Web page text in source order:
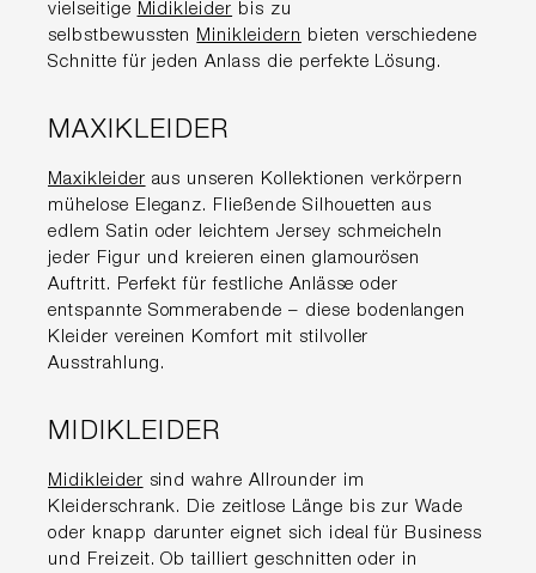
vielseitige Midikleider bis zu
selbstbewussten Minikleidern bieten verschiedene
Schnitte für jeden Anlass die perfekte Lösung.
MAXIKLEIDER
Maxikleider aus unseren Kollektionen verkörpern
mühelose Eleganz. Fließende Silhouetten aus
edlem Satin oder leichtem Jersey schmeicheln
jeder Figur und kreieren einen glamourösen
Auftritt. Perfekt für festliche Anlässe oder
entspannte Sommerabende – diese bodenlangen
Kleider vereinen Komfort mit stilvoller
Ausstrahlung.
MIDIKLEIDER
Midikleider sind wahre Allrounder im
Kleiderschrank. Die zeitlose Länge bis zur Wade
oder knapp darunter eignet sich ideal für Business
und Freizeit. Ob tailliert geschnitten oder in